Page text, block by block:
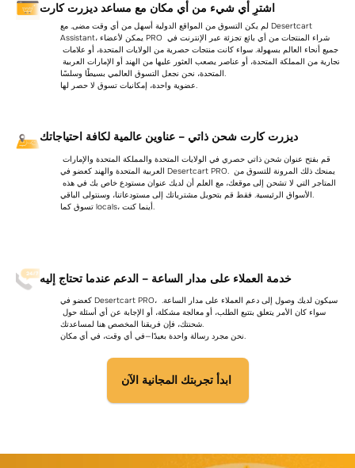
اشترِ أي شيء من أي مكان مع مساعد ديزرت كارت
لم يكن التسوق من المواقع الدولية أسهل من أي وقت مضى. مع Desertcart
Assistant، يمكن لأعضاء PRO شراء المنتجات من أي بائع تجزئة عبر الإنترنت في
المتحدة، نحن نجعل التسوق العالمي بسيطًا وسلسًا.
عضوية واحدة، إمكانيات تسوق لا حصر لها.
ديزرت كارت شحن ذاتي – عناوين عالمية لكافة احتياجاتك
العربية المتحدة والهند كعضو في Desertcart PRO. يمنحك ذلك المرونة للتسوق من
الأسواق الرئيسية. فقط قم بتحويل مشترياتك إلى مستودعاتنا، وسنتولى الباقي.
تسوق كما locals، أينما كنت.
خدمة العملاء على مدار الساعة – الدعم عندما تحتاج إليه
كعضو في Desertcart PRO، سيكون لديك وصول إلى دعم العملاء على مدار الساعة.
شحنتك، فإن فريقنا المخصص هنا لمساعدتك.
نحن مجرد رسالة واحدة بعيدًا—في أي وقت، في أي مكان.
ابدأ تجربتك المجانية الآن